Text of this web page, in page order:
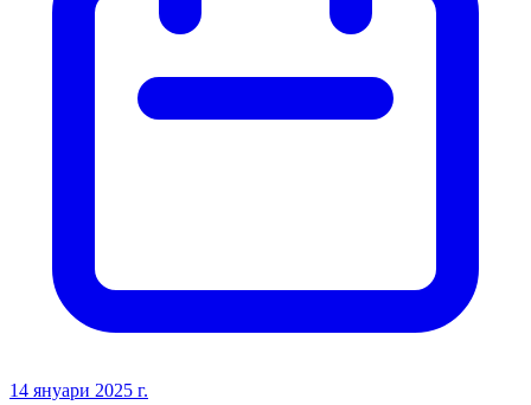
14 януари 2025 г.